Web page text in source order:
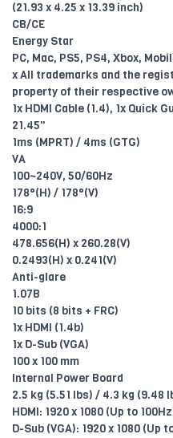
(21.93 x 4.25 x 13.39 inch)
CB/CE
Energy Star
PC, Mac, PS5, PS4, Xbox,
x All trademarks and the
property of their respective
1x HDMI Cable (1.4), 1x Quick
21.45"
1ms (MPRT) / 4ms (GTG)
VA
100~240V, 50/60Hz
178°(H) / 178°(V)
16:9
4000:1
478.656(H) x 260.28(V)
0.2493(H) x 0.241(V)
Anti-glare
1.07B
10 bits (8 bits + FRC)
1x HDMI (1.4b)
1x D-Sub (VGA)
100 x 100 mm
Internal Power Board
2.5 kg (5.51 lbs) / 4.3 kg (9.48
HDMI: 1920 x 1080 (Up to
D-Sub (VGA): 1920 x 1080 (Up